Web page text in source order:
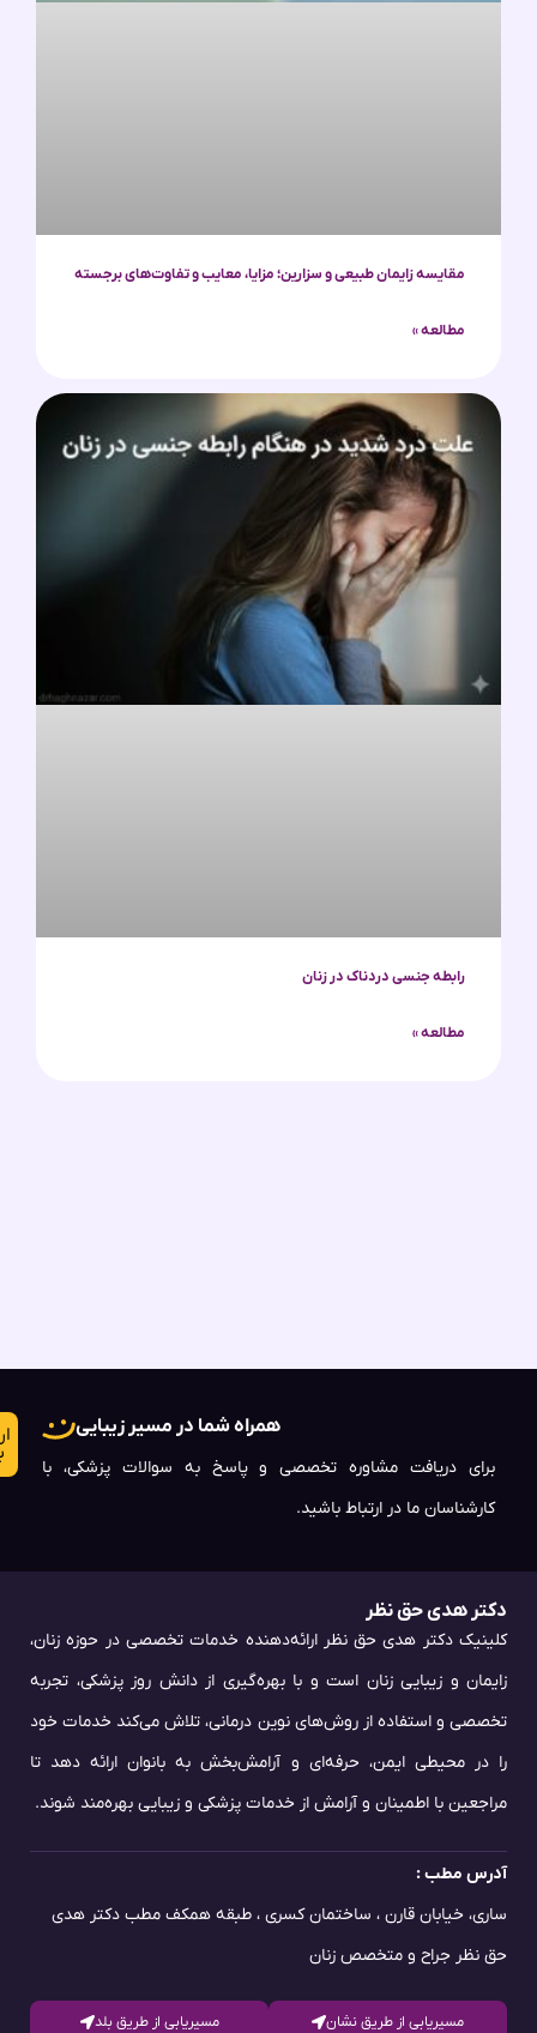
مقایسه زایمان طبیعی و سزارین؛ مزایا، معایب و تفاوت‌های برجسته
مطالعه »
رابطه جنسی دردناک در زنان
مطالعه »
همراه شما در مسیر زیبایی
برای دریافت مشاوره تخصصی و پاسخ به سوالات پزشکی، با
کارشناسان ما در ارتباط باشید.
دکتر هدی حق نظر
کلینیک دکتر هدی حق نظر ارائه‌دهنده خدمات تخصصی در حوزه زنان،
زایمان و زیبایی زنان است و با بهره‌گیری از دانش روز پزشکی، تجربه
تخصصی و استفاده از روش‌های نوین درمانی، تلاش می‌کند خدمات خود
را در محیطی ایمن، حرفه‌ای و آرامش‌بخش به بانوان ارائه دهد تا
مراجعین با اطمینان و آرامش از خدمات پزشکی و زیبایی بهره‌مند شوند.
آدرس مطب :
ساری، خیابان قارن ، ساختمان کسری ، طبقه همکف مطب دکتر هدی
حق نظر جراح و متخصص زنان
مسیریابی از طریق نشان مسیریابی از طریق بلد